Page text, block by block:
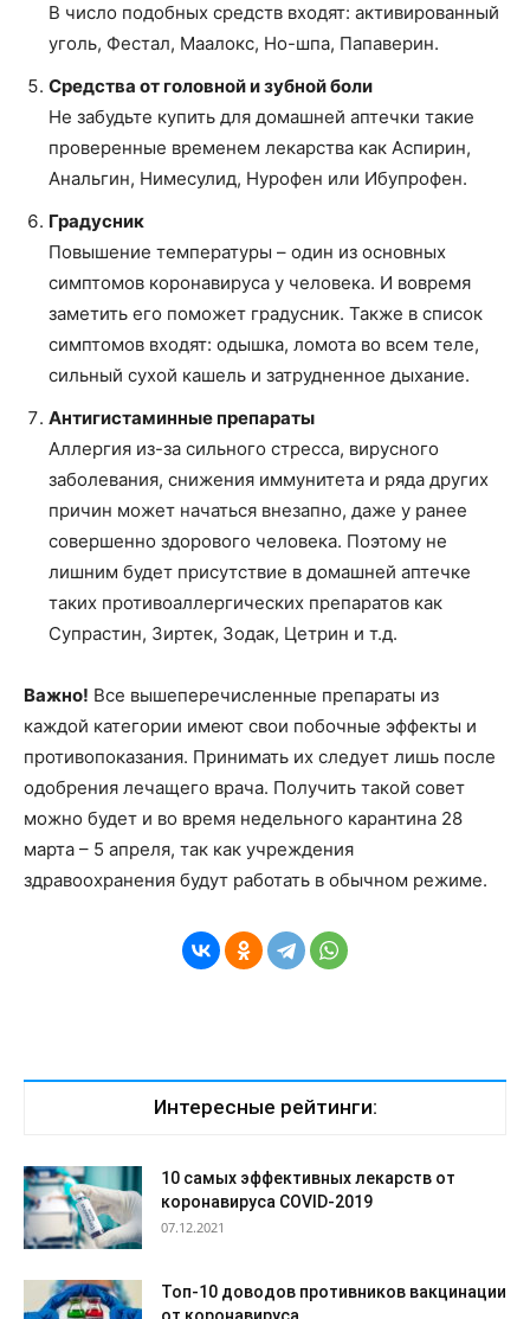
В число подобных средств входят: активированный
уголь, Фестал, Маалокс, Но-шпа, Папаверин.
Средства от головной и зубной боли
Не забудьте купить для домашней аптечки такие
проверенные временем лекарства как Аспирин,
Анальгин, Нимесулид, Нурофен или Ибупрофен.
Градусник
Повышение температуры – один из основных
симптомов коронавируса у человека. И вовремя
заметить его поможет градусник. Также в список
симптомов входят: одышка, ломота во всем теле,
сильный сухой кашель и затрудненное дыхание.
Антигистаминные препараты
Аллергия из-за сильного стресса, вирусного
заболевания, снижения иммунитета и ряда других
причин может начаться внезапно, даже у ранее
совершенно здорового человека. Поэтому не
лишним будет присутствие в домашней аптечке
таких противоаллергических препаратов как
Супрастин, Зиртек, Зодак, Цетрин и т.д.
Важно! Все вышеперечисленные препараты из
каждой категории имеют свои побочные эффекты и
противопоказания. Принимать их следует лишь после
одобрения лечащего врача. Получить такой совет
можно будет и во время недельного карантина 28
марта – 5 апреля, так как учреждения
здравоохранения будут работать в обычном режиме.
Интересные рейтинги:
10 самых эффективных лекарств от
коронавируса COVID-2019
07.12.2021
Топ-10 доводов противников вакцинации